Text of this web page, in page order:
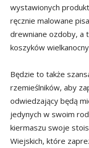
wystawionych
ręcznie malowane
drewniane ozdoby, a
koszyków
Będzie to także
rzemieślników, aby
odwiedzający będą
jedynych w swoim
kiermaszu swoje
Wiejskich, które